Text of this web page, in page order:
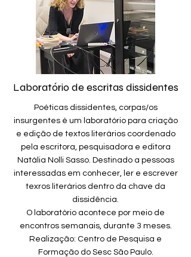
Laboratório de escritas dissidentes
Poéticas dissidentes, corpas/os
insurgentes é um laboratório para criação
e edição de textos literários coordenado
pela escritora, pesquisadora e editora
Natália Nolli Sasso. Destinado a pessoas
interessadas em conhecer, ler e escrever
texros literários dentro da chave da
dissidência.
O laboratório acontece por meio de
encontros semanais, durante 3 meses.
Realização: Centro de Pesquisa e
Formação do Sesc São Paulo.